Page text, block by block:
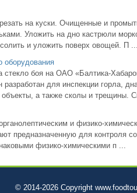
на куски. Очищенные и
Уложить на дно кастрюли
и уложить поверх овощей. П ...
оборудования
боя на ОАО «Балтика-
для инспекции горла,
объекты, а также сколы и трещины.
и физико-
предназначенную для контроля
физико-химическими п ...
© 2014-2026 Copyright